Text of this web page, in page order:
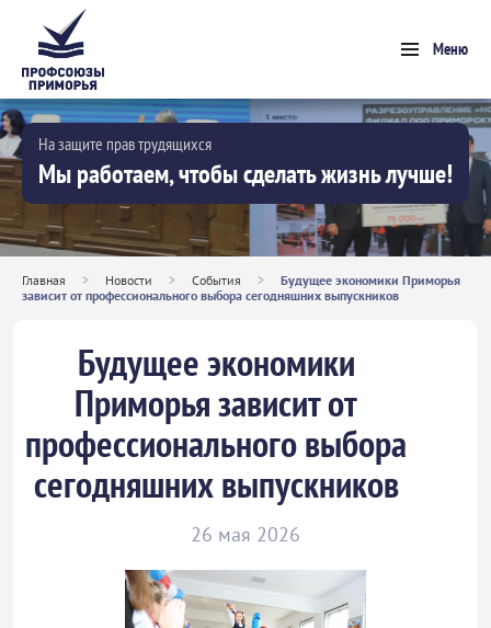
Меню
На защите прав трудящихся
Мы работаем, чтобы сделать жизнь лучше!
Главная > Новости > События >
Будущее экономики Приморья
зависит от профессионального выбора сегодняшних выпускников
Будущее экономики
Приморья зависит от
профессионального выбора
сегодняшних выпускников
26 мая 2026